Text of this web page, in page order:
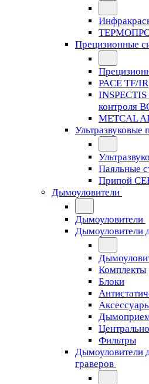
Прецизионные
PACE TF/IR
INSPECTIS
контроля
METCAL
Ультразвуковые
Паяльные
Припой
Дымоуловители
Дымоуловители
Дымоуловители
Комплекты
Блоки
Фильтры
Дымоуловители
граверов